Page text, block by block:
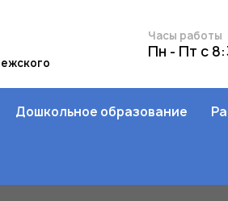
Часы работы
Пн - Пт с
Дошкольное образование